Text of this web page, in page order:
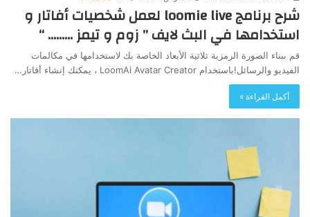
شرح برنامج loomie live لعمل شخصيات أفاتار و
استخدامها في البث لايف ” زوم و تيمز ……… “
قم ببناء الصورة الرمزية ثلاثية الأبعاد الخاصة بك لاستخدامها في مكالمات
الفيديو والرسائل!باستخدام LoomAi Avatar Creator ، يمكنك إنشاء أفاتار…
أكمل القراءة »